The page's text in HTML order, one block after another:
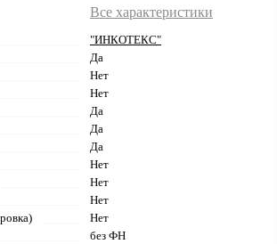
Все характеристики
"ИНКОТЕКС"
Да
Нет
Нет
Да
Да
Да
Нет
Нет
Нет
Нет
без ФН